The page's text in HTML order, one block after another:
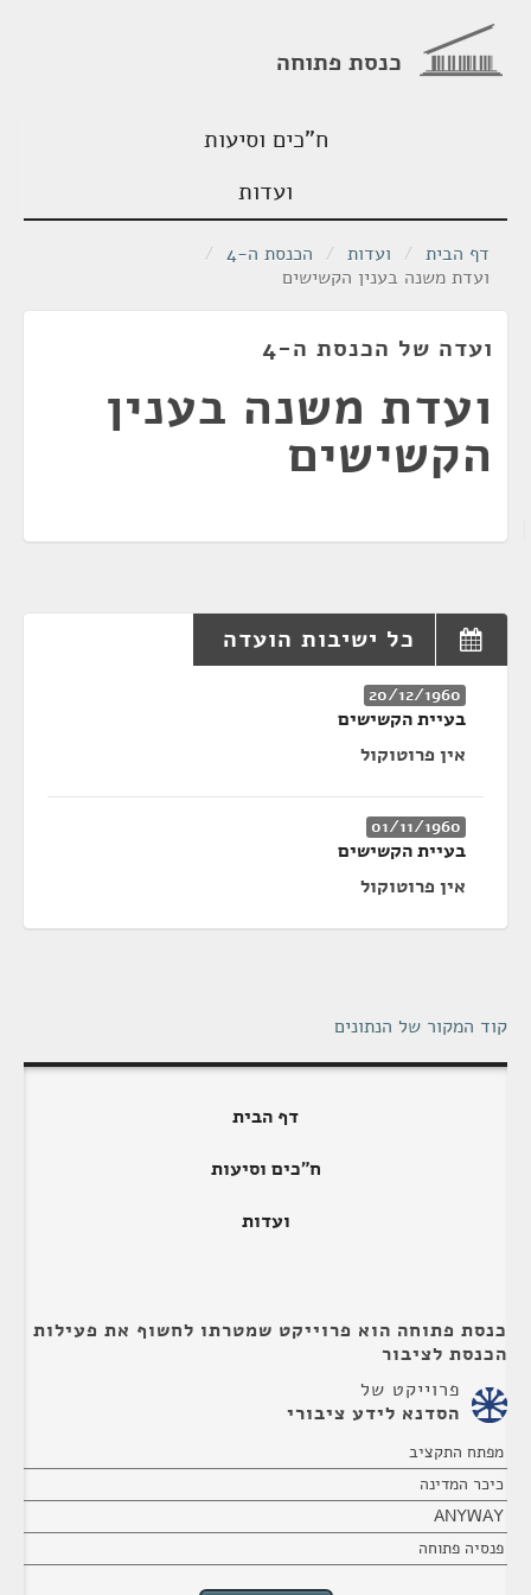
כנסת פתוחה
ח"כים וסיעות
ועדות
דף הבית / ועדות / הכנסת ה-4
/
ועדת משנה בענין הקשישים
ועדה של הכנסת ה-4
ועדת משנה בענין
הקשישים
כל ישיבות הועדה
20/12/1960
בעיית הקשישים
אין פרוטוקול
01/11/1960
בעיית הקשישים
אין פרוטוקול
קוד המקור של הנתונים
דף הבית
ח"כים וסיעות
ועדות
כנסת פתוחה הוא פרוייקט שמטרתו לחשוף את פעילות
הכנסת לציבור
פרוייקט של
הסדנא לידע ציבורי
מפתח התקציב
כיכר המדינה
ANYWAY
פנסיה פתוחה